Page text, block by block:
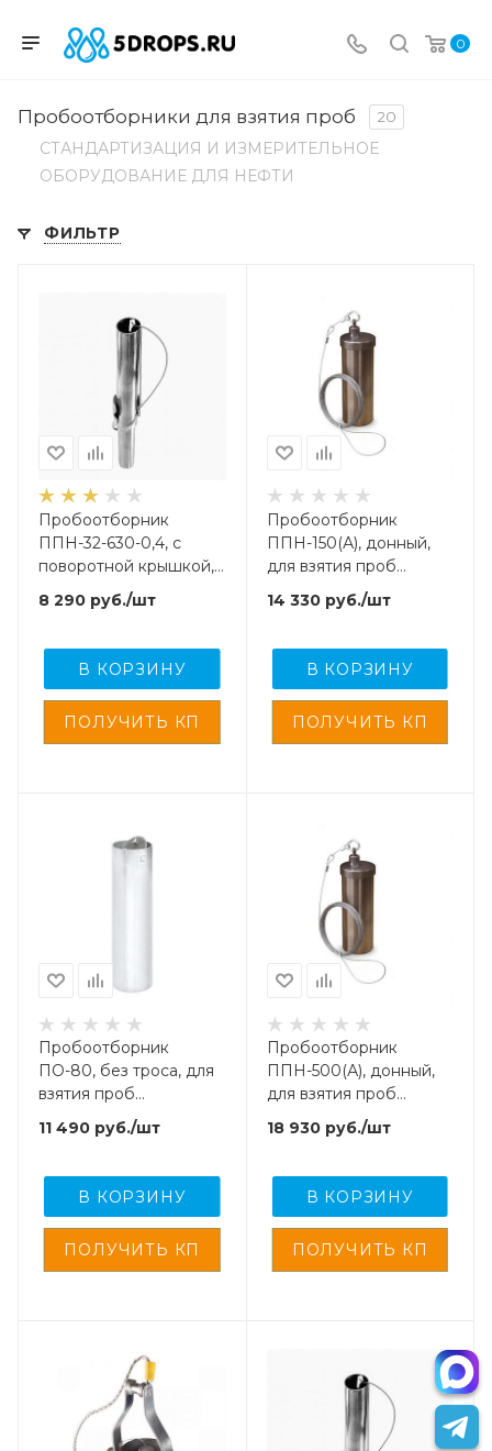
0
Пробоотборники для взятия проб 20
СТАНДАРТИЗАЦИЯ И ИЗМЕРИТЕЛЬНОЕ
ОБОРУДОВАНИЕ ДЛЯ НЕФТИ
ФИЛЬТР
Пробоотборник
ППН-32-630-0,4, с
поворотной крышкой,
для взятия проб
нефтепродуктов
8 290 руб./шт
В КОРЗИНУ
Пробоотборник
ППН-150(А), донный,
для взятия проб
нефтепродуктов и
спец. жидкостей
14 330руб./шт
В КОРЗИНУ
Пробоотборник
ПО-80, без троса, для
взятия проб
нефтепродуктов
11 490 руб./шт
В КОРЗИНУ
Пробоотборник
ППН-500(А), донный,
для взятия проб
нефтепродуктов и
спец. жидкостей
18 930руб./шт
В КОРЗИНУ